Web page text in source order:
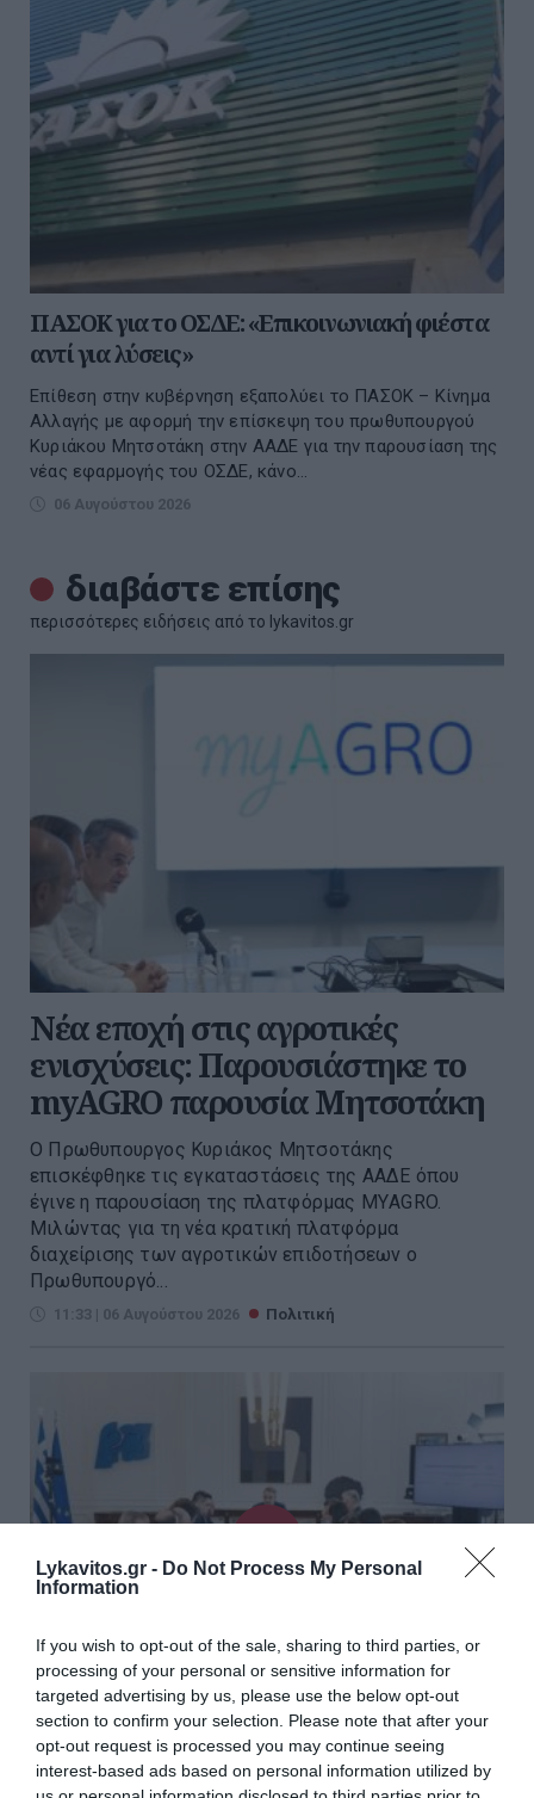
Lykavitos.gr - Do Not Process My Personal
Information
If you wish to opt-out of the sale, sharing to third parties, or
processing of your personal or sensitive information for
targeted advertising by us, please use the below opt-out
section to confirm your selection. Please note that after your
opt-out request is processed you may continue seeing
interest-based ads based on personal information utilized by
ΠΑΣΟΚ για το ΟΣΔΕ: «Επικοινωνιακή φιέστα
αντί για λύσεις»
Επίθεση στην κυβέρνηση εξαπολύει το ΠΑΣΟΚ – Κίνημα
Αλλαγής με αφορμή την επίσκεψη του πρωθυπουργού
Κυριάκου Μητσοτάκη στην ΑΑΔΕ για την παρουσίαση της
νέας εφαρμογής του ΟΣΔΕ, κάνο...
06 Αυγούστου 2026
διαβάστε επίσης
περισσότερες ειδήσεις από το lykavitos.gr
Νέα εποχή στις αγροτικές
ενισχύσεις: Παρουσιάστηκε το
myAGRO παρουσία Μητσοτάκη
O Πρωθυπουργος Κυριάκος Μητσοτάκης
επισκέφθηκε τις εγκαταστάσεις της ΑΑΔΕ όπου
έγινε η παρουσίαση της πλατφόρμας ΜΥAGRO.
Μιλώντας για τη νέα κρατική πλατφόρμα
διαχείρισης των αγροτικών επιδοτήσεων ο
Πρωθυπουργό...
11:33 | 06 Αυγούστου 2026 Πολιτική
Μητσοτάκης: Η παραγωγική
Ελλάδα βρίσκεται στον πυρήνα